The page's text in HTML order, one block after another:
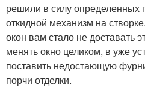
решили в силу определенных
откидной механизм на
окон вам стало не доставать
менять окно целиком, в уже
поставить недостающую
порчи отделки.